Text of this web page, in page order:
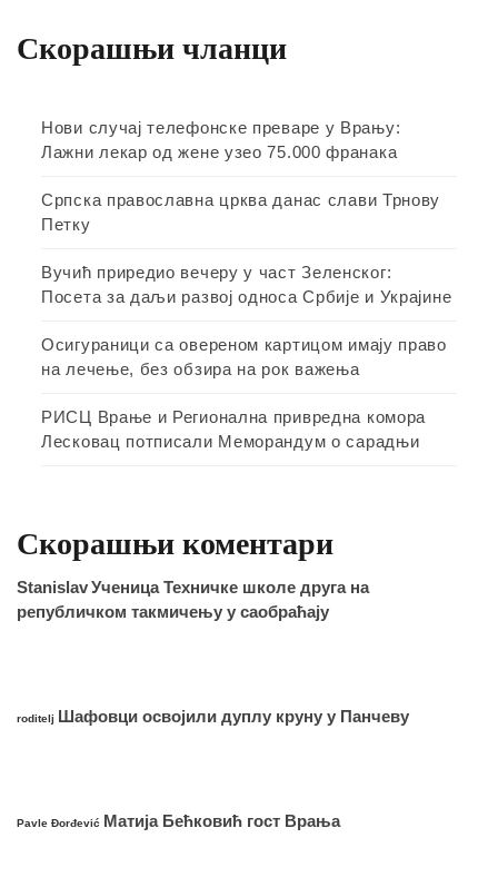
Скорашњи чланци
Нови случај телефонске преваре у Врању:
Лажни лекар од жене узео 75.000 франака
Српска православна црква данас слави Трнову
Петку
Вучић приредио вечеру у част Зеленског:
Посета за даљи развој односа Србије и Украјине
Осигураници са овереном картицом имају право
на лечење, без обзира на рок важења
РИСЦ Врање и Регионална привредна комора
Лесковац потписали Меморандум о сарадњи
Скорашњи коментари
StanislavУченица Техничке школе друга на
републичком такмичењу у саобраћају
roditelj Шафовци освојили дуплу круну у Панчеву
Pavle Đorđević Матија Бећковић гост Врања